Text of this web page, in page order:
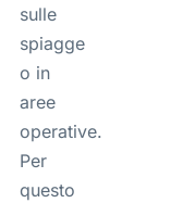
sulle
spiagge
o in
aree
operative.
Per
questo